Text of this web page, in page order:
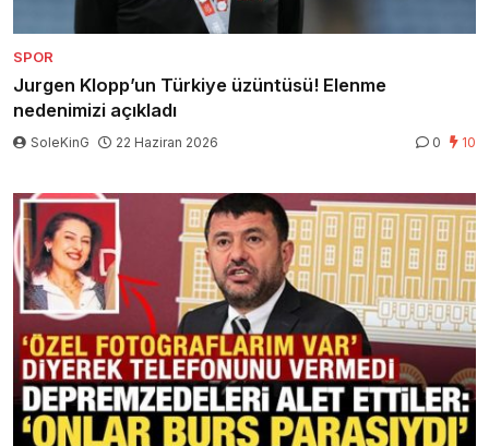
SPOR
Jurgen Klopp’un Türkiye üzüntüsü! Elenme
nedenimizi açıkladı
SoleKinG 22 Haziran 2026 0 10